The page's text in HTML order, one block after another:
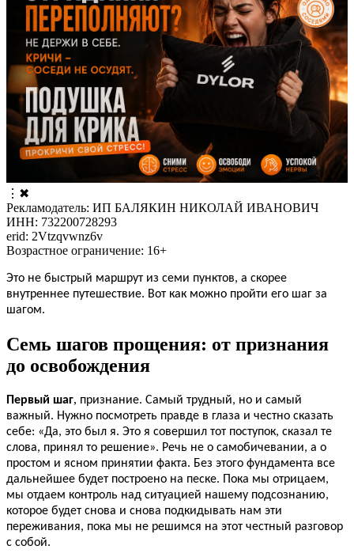
⋮ ✖
Рекламодатель: ИП БАЛЯКИН НИКОЛАЙ ИВАНОВИЧ
ИНН: 732200728293
erid: 2Vtzqvwnz6v
Возрастное ограничение: 16+
Это не быстрый маршрут из семи пунктов, а скорее
внутреннее путешествие. Вот как можно пройти его шаг за
шагом.
Семь шагов прощения: от признания
до освобождения
Первый шаг, признание. Самый трудный, но и самый
важный. Нужно посмотреть правде в глаза и честно сказать
себе: «Да, это был я. Это я совершил тот поступок, сказал те
слова, принял то решение». Речь не о самобичевании, а о
простом и ясном принятии факта. Без этого фундамента все
дальнейшее будет построено на песке. Пока мы отрицаем,
мы отдаем контроль над ситуацией нашему подсознанию,
которое будет снова и снова подкидывать нам эти
переживания, пока мы не решимся на этот честный разговор
с собой.